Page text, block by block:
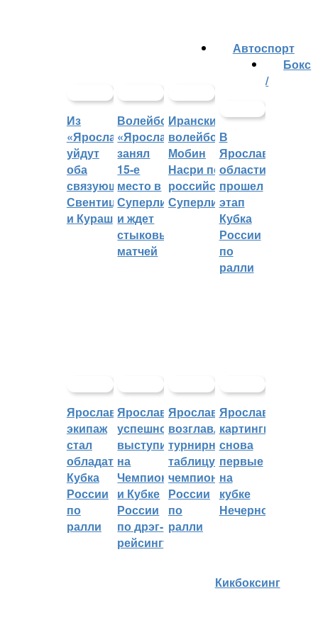
Из
«Ярославича»
уйдут
оба
связующих:
Свентицкис
и Кураш
Волейбольный
«Ярославич»
занял
15-е
место в
Суперлиге
и ждет
стыковых
матчей
Иранский
волейболист
Мобин
Насри покинет
российскую
Суперлигу
Автоспорт
В
Ярославской
области
прошел
этап
Кубка
России
по
ралли
Ярославский
экипаж
стал
обладателем
Кубка
России
по
ралли
Ярославцы
успешно
выступили
на
Чемпионате
и Кубке
России
по дрэг-
рейсингу
Ярославцы
возглавляют
турнирную
таблицу
чемпионата
России
по
ралли
Ярославские
картингисты
снова
первые
на
кубке
Нечерноземья
Бокс
/
Кикбоксинг